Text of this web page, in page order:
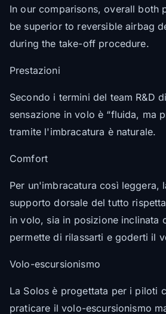
In our comparisons, overall both
be superior to reversible airbag
during the take-off procedure.
Prestazioni
Secondo i termini del team R&D
sensazione in volo è “fluida, ma
tramite l'imbracatura è naturale.
Comfort
Per un'imbracatura così leggera,
supporto dorsale del tutto
in volo, sia in posizione inclinata
permette di rilassarti e goderti il
Volo-escursionismo
La Solos è progettata per i piloti
praticare il volo-escursionismo